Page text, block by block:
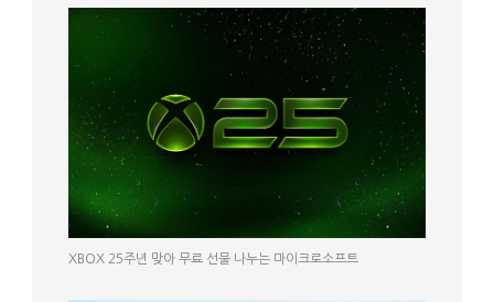
XBOX 25주년 맞아 무료 선물 나누는 마이크로소프트